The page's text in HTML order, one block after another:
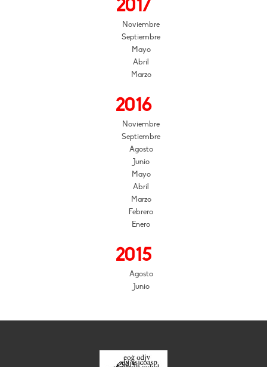
2017
Noviembre
Septiembre
Mayo
Abril
Marzo
2016
Noviembre
Septiembre
Agosto
Junio
Mayo
Abril
Marzo
Febrero
Enero
2015
Agosto
Junio